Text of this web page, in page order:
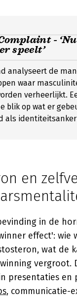
-
speelt’
analyseert de
waar
verheerlijkt.
blik op wat er
als
en
in de
effect': wie
wat de
vergroot.
presentaties en
, communicatie-